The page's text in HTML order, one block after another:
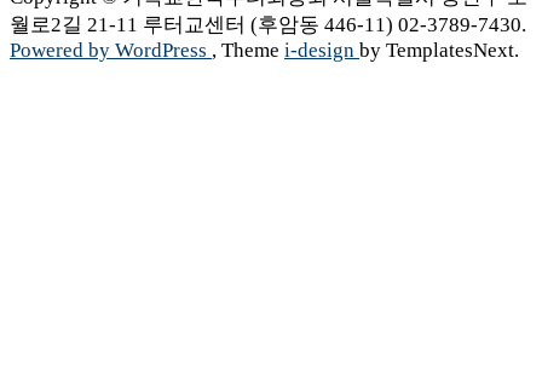
월로2길 21-11 루터교센터 (후암동 446-11) 02-3789-7430.
Powered by WordPress , Theme i-design by TemplatesNext.